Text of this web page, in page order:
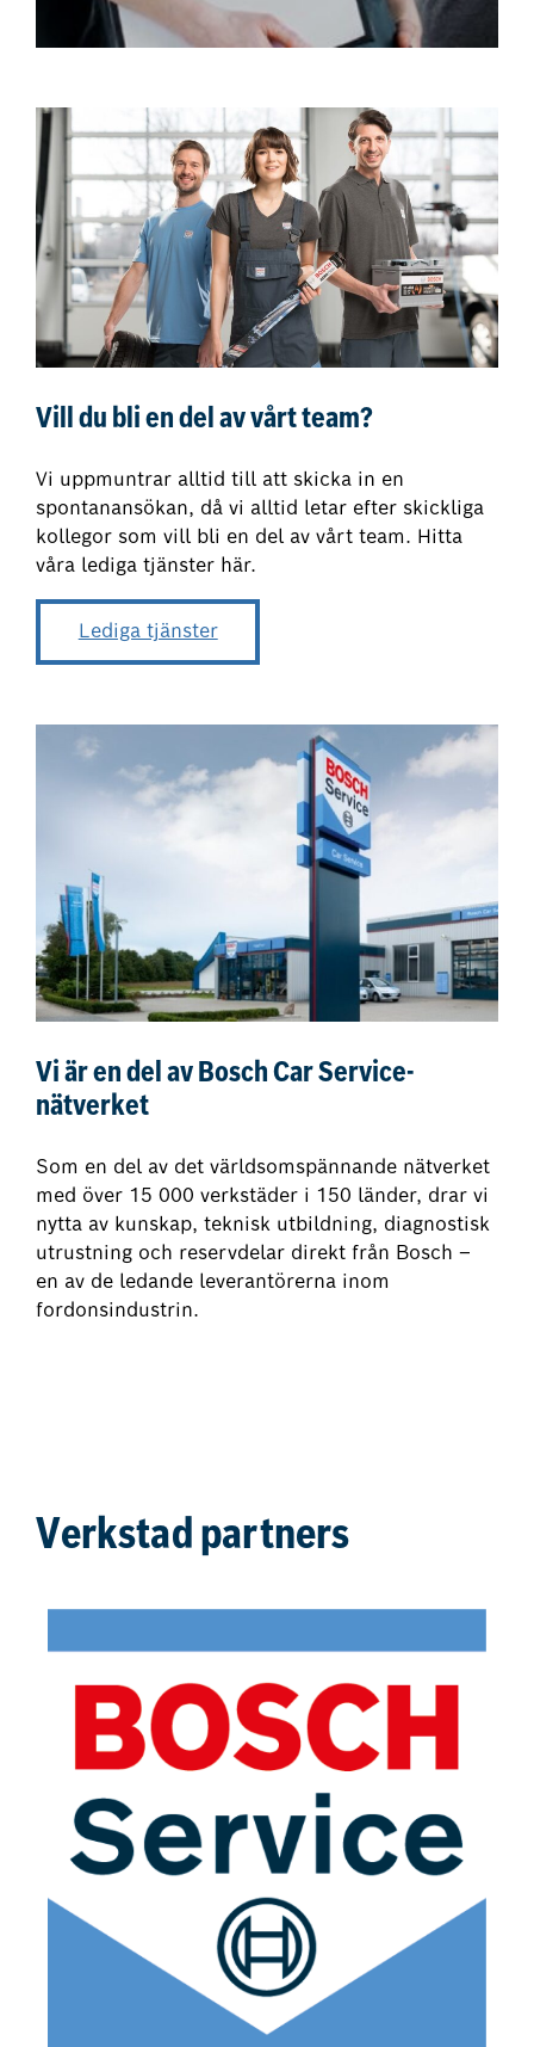
Vill du bli en del av vårt team?
Vi uppmuntrar alltid till att skicka in en
spontanansökan, då vi alltid letar efter skickliga
kollegor som vill bli en del av vårt team. Hitta
våra lediga tjänster här.
Lediga tjänster
Vi är en del av Bosch Car Service-
nätverket
Som en del av det världsomspännande nätverket
med över 15 000 verkstäder i 150 länder, drar vi
nytta av kunskap, teknisk utbildning, diagnostisk
utrustning och reservdelar direkt från Bosch –
en av de ledande leverantörerna inom
fordonsindustrin.
Verkstad partners